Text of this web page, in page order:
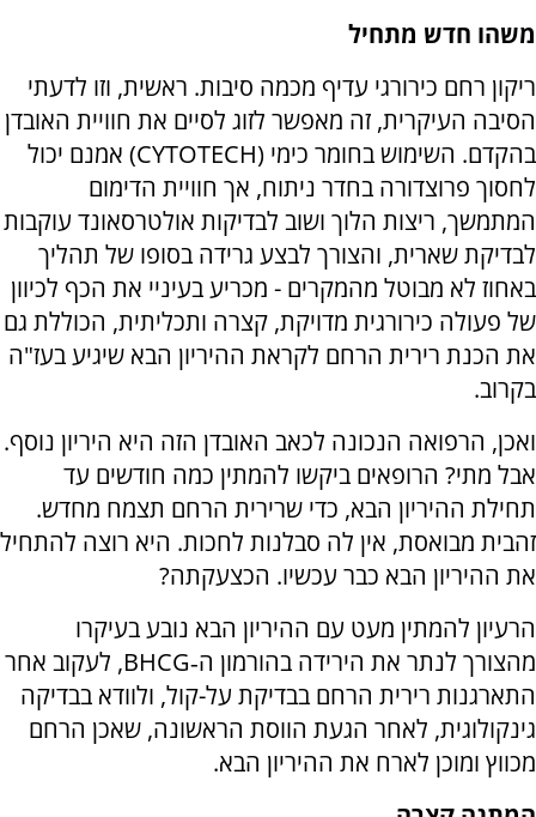
משהו חדש מתחיל
ריקון רחם כירורגי עדיף מכמה סיבות. ראשית, וזו לדעתי
הסיבה העיקרית, זה מאפשר לזוג לסיים את חוויית האובדן
בהקדם. השימוש בחומר כימי (CYTOTECH) אמנם יכול
לחסוך פרוצדורה בחדר ניתוח, אך חוויית הדימום
המתמשך, ריצות הלוך ושוב לבדיקות אולטרסאונד עוקבות
לבדיקת שארית, והצורך לבצע גרידה בסופו של תהליך
באחוז לא מבוטל מהמקרים - מכריע בעיניי את הכף לכיוון
של פעולה כירורגית מדויקת, קצרה ותכליתית, הכוללת גם
את הכנת רירית הרחם לקראת ההיריון הבא שיגיע בעז"ה
בקרוב.
ואכן, הרפואה הנכונה לכאב האובדן הזה היא היריון נוסף.
אבל מתי? הרופאים ביקשו להמתין כמה חודשים עד
תחילת ההיריון הבא, כדי שרירית הרחם תצמח מחדש.
זהבית מבואסת, אין לה סבלנות לחכות. היא רוצה להתחיל
את ההיריון הבא כבר עכשיו. הכצעקתה?
הרעיון להמתין מעט עם ההיריון הבא נובע בעיקרו
מהצורך לנתר את הירידה בהורמון ה‑BHCG, לעקוב אחר
התארגנות רירית הרחם בבדיקת על-קול, ולוודא בבדיקה
גינקולוגית, לאחר הגעת הווסת הראשונה, שאכן הרחם
מכווץ ומוכן לארח את ההיריון הבא.